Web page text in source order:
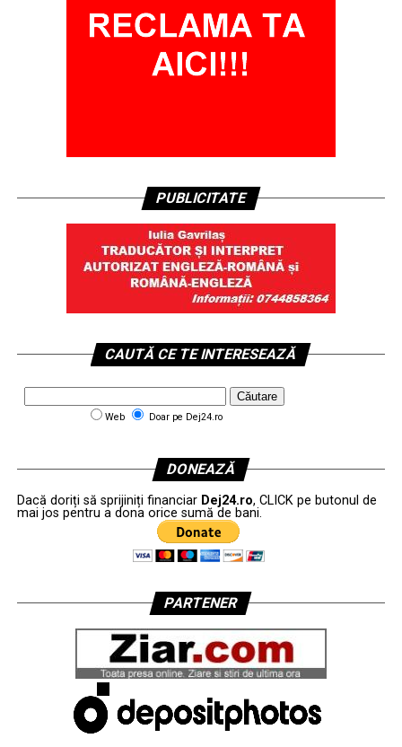
PUBLICITATE
CAUTĂ CE TE INTERESEAZĂ
Web Doar pe Dej24.ro
DONEAZĂ
Dacă doriți să sprijiniți financiar Dej24.ro, CLICK pe butonul de
mai jos pentru a dona orice sumă de bani.
PARTENER